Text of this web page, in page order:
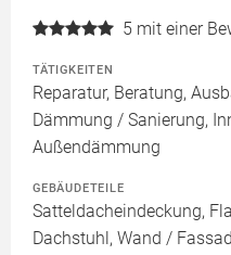
5 mit einer
TÄTIGKEITEN
Reparatur, Beratung,
Dämmung / Sanierung,
Außendämmung
GEBÄUDETEILE
Satteldacheindeckung,
Dachstuhl, Wand /